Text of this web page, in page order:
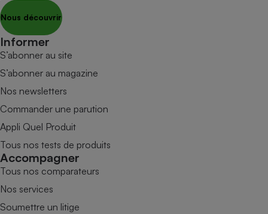
Nous découvrir
Informer
S’abonner au site
S’abonner au magazine
Nos newsletters
Commander une parution
Appli Quel Produit
Tous nos tests de produits
Accompagner
Tous nos comparateurs
Nos services
Soumettre un litige